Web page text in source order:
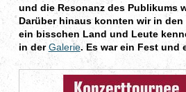
und die Resonanz des Publikums
Darüber hinaus konnten wir in
ein bisschen Land und Leute
in derGalerie. Es war ein Fest und